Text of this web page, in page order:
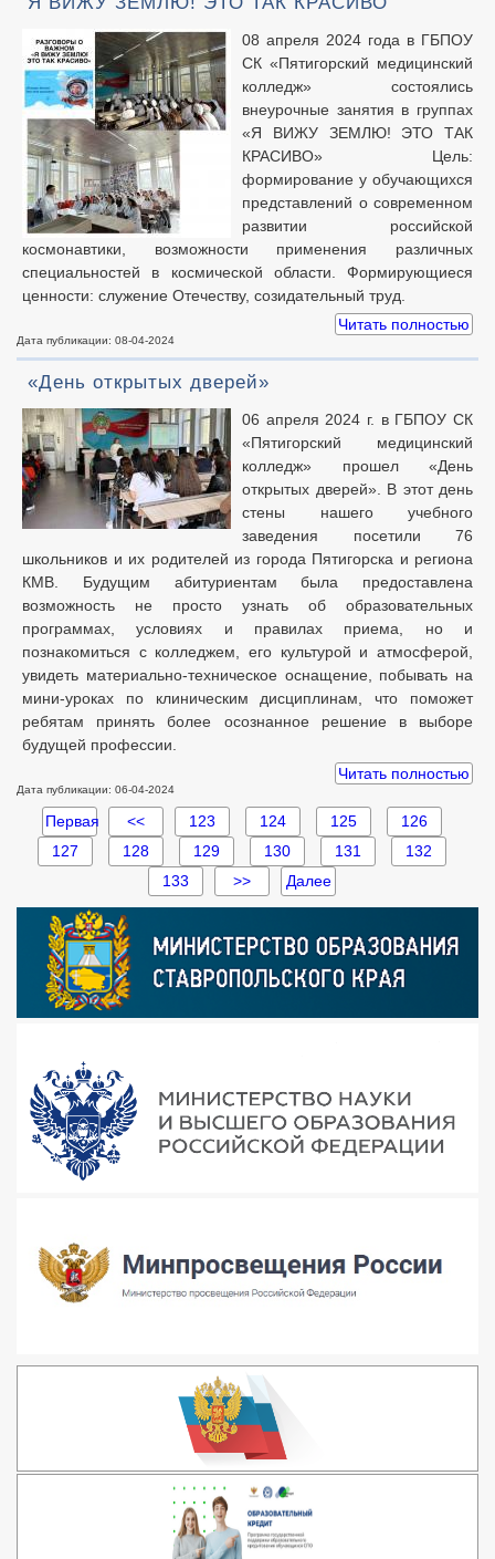
08 апреля 2024 года в ГБПОУ
СК «Пятигорский медицинский
колледж» состоялись
внеурочные занятия в группах
«Я ВИЖУ ЗЕМЛЮ! ЭТО ТАК
КРАСИВО» Цель:
формирование у обучающихся
представлений о современном
развитии российской
космонавтики, возможности применения различных
специальностей в космической области. Формирующиеся
ценности: служение Отечеству, созидательный труд.
Дата публикации: 08-04-2024
Читать полностью
«День открытых дверей»
06 апреля 2024 г. в ГБПОУ СК
«Пятигорский медицинский
колледж» прошел «День
открытых дверей». В этот день
стены нашего учебного
заведения посетили 76
школьников и их родителей из города Пятигорска и региона
КМВ. Будущим абитуриентам была предоставлена
возможность не просто узнать об образовательных
программах, условиях и правилах приема, но и
познакомиться с колледжем, его культурой и атмосферой,
увидеть материально-техническое оснащение, побывать на
мини-уроках по клиническим дисциплинам, что поможет
ребятам принять более осознанное решение в выборе
будущей профессии.
Дата публикации: 06-04-2024
Читать полностью
Первая << 123 124 125
126
127
128 129 130 131
132
133
>> Далее